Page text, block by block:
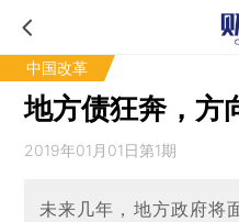
中国改革
地方债狂奔，方
2019年01月01日第1期
未来几年，地方政府将